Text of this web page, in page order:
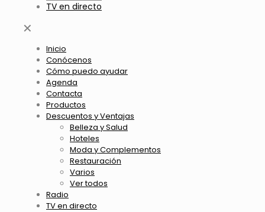
TV en directo
✕
Inicio
Conócenos
Cómo puedo ayudar
Agenda
Contacta
Productos
Descuentos y Ventajas
Belleza y Salud
Hoteles
Moda y Complementos
Restauración
Varios
Ver todos
Radio
TV en directo